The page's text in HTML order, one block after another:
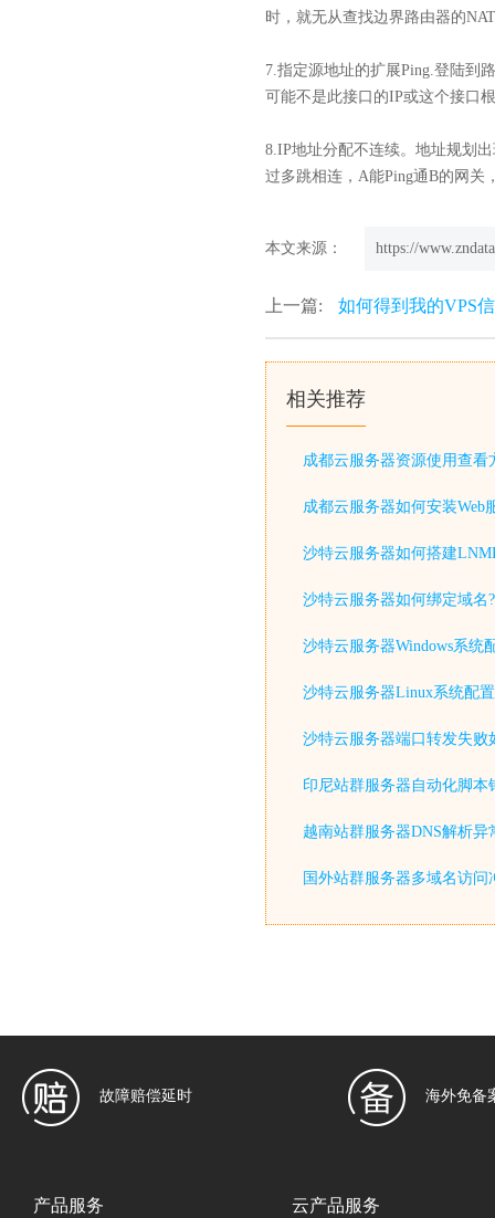
时，就无从查找边界路由器的
7.指定源地址的扩展Ping.登陆到
可能不是此接口的IP或这个接口
8.IP地址分配不连续。地址规划
过多跳相连，A能Ping通B的网关
本文来源： https://
上一篇: 如何得到我的VPS
相关推荐
成都云服务器资源使用查看
成都云服务器如何安装Web
沙特云服务器如何搭建
沙特云服务器如何绑定域名?
沙特云服务器Windows系统
沙特云服务器Linux系统配
沙特云服务器端口转发失败
印尼站群服务器自动化脚本
越南站群服务器DNS解析异
国外站群服务器多域名访问
故障赔偿延时 海外免备
产品服务 云产品服务